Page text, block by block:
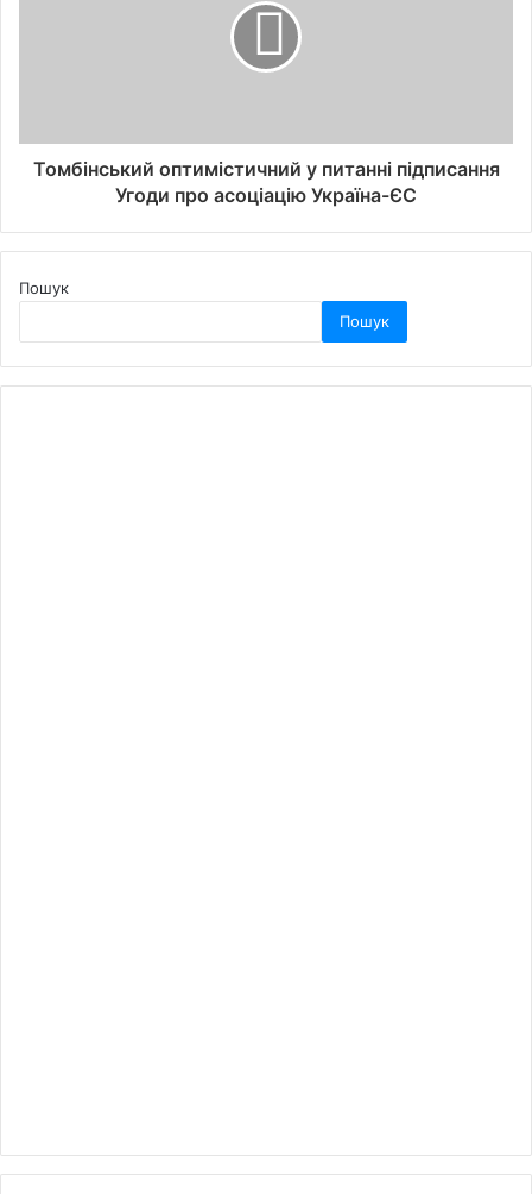
Томбінський оптимістичний у питанні підписання
Угоди про асоціацію Україна-ЄС
Пошук
Пошук